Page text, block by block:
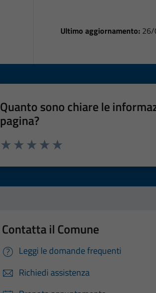
Ultimo aggiornamento:
Quanto sono chiare le
pagina?
Contatta il Comune
Leggi le domande frequenti
Richiedi assistenza